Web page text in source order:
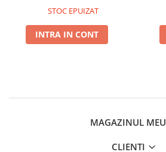
STOC EPUIZAT
INTRA IN CONT
MAGAZINUL MEU
CLIENTI